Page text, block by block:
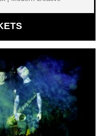
OPENT
IN
NIEUW
VENSTER